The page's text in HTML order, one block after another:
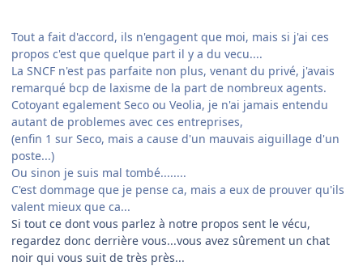
Tout a fait d'accord, ils n'engagent que moi, mais si j'ai ces
propos c'est que quelque part il y a du vecu....
La SNCF n'est pas parfaite non plus, venant du privé, j'avais
remarqué bcp de laxisme de la part de nombreux agents.
Cotoyant egalement Seco ou Veolia, je n'ai jamais entendu
autant de problemes avec ces entreprises,
(enfin 1 sur Seco, mais a cause d'un mauvais aiguillage d'un
poste...)
Ou sinon je suis mal tombé........
C'est dommage que je pense ca, mais a eux de prouver qu'ils
valent mieux que ca...
Si tout ce dont vous parlez à notre propos sent le vécu,
regardez donc derrière vous...vous avez sûrement un chat
noir qui vous suit de très près...